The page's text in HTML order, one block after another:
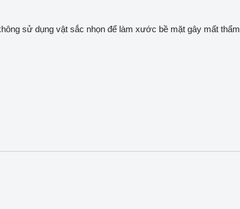
sử dụng vật sắc nhọn để làm xước bề mặt gây mất